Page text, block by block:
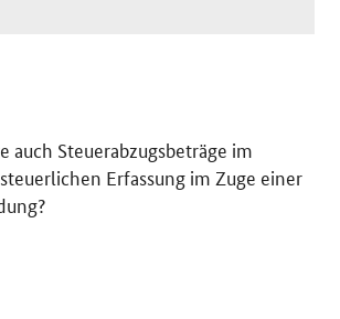
auch Steuerabzugsbeträge im
Erfassung im Zuge einer